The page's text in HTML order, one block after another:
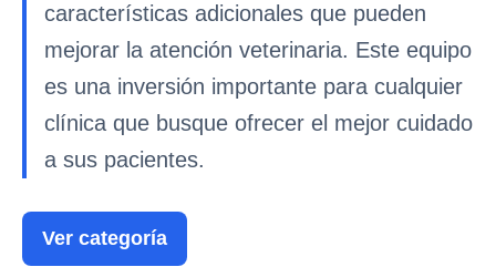
características adicionales que pueden
mejorar la atención veterinaria. Este equipo
es una inversión importante para cualquier
clínica que busque ofrecer el mejor cuidado
a sus pacientes.
Ver categoría